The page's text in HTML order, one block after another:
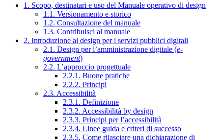
1. Scopo, destinatari e uso del Manuale operativo di design
1.1. Versionamento e storico
1.2. Consultazione del manuale
1.3. Contribuisci al manuale
2. Introduzione al design per i servizi pubblici digitali
2.1. Design per l’amministrazione digitale (e-
government)
2.2. L’approccio progettuale
2.2.1. Buone pratiche
2.2.2. Principi
2.3. Accessibilità
2.3.1. Definizione
2.3.2. Accessibilità by design
2.3.3. Principi per l’accessibilità
2.3.4. Linee guida e criteri di successo
2.3.5. Come rilasciare una dichiarazione di